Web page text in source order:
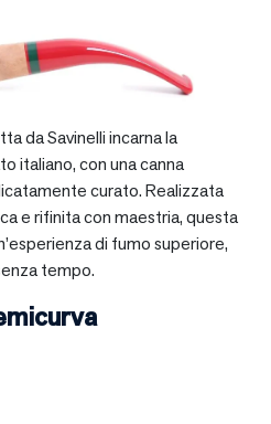
da Savinelli incarna la
italiano, con una canna
curato. Realizzata
e rifinita con maestria, questa
di fumo superiore,
tempo.